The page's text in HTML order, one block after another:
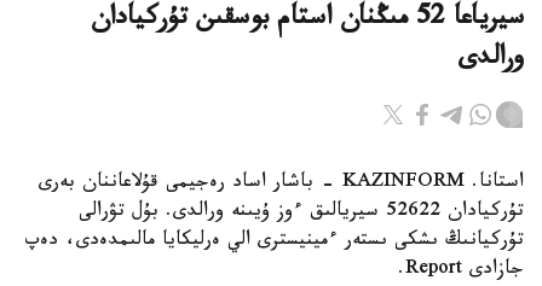
سيرياعا 52 مىڭنان استام بوسقىن تۇركيادان
ورالدى
استانا. KAZINFORM - باشار اساد رەجيمى قۇلاعاننان بەرى
تۇركيادان 52622 سيريالىق ءوز ۇيىنە ورالدى. بۇل تۋرالى
تۇركيانىڭ ىشكى ىستەر ءمينيسترى الي ەرليكايا مالىمدەدى، دەپ
جازادى Report.